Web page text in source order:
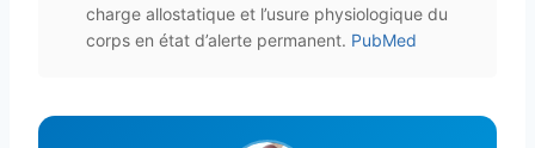
charge allostatique et l’usure physiologique du
corps en état d’alerte permanent. PubMed